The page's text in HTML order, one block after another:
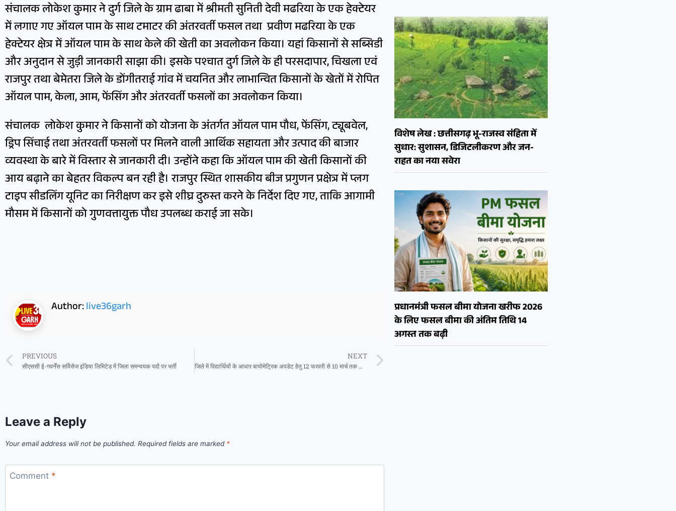
संचालक लोकेश कुमार ने दुर्ग जिले के ग्राम ढाबा में श्रीमती सुनिती देवी मढरिया के एक हेक्टेयर
में लगाए गए ऑयल पाम के साथ टमाटर की अंतरवर्ती फसल तथा प्रवीण मढरिया के एक
हेक्टेयर क्षेत्र में ऑयल पाम के साथ केले की खेती का अवलोकन किया। यहां किसानों से सब्सिडी
और अनुदान से जुड़ी जानकारी साझा की। इसके पश्चात दुर्ग जिले के ही परसदापार, चिखला एवं
राजपुर तथा बेमेतरा जिले के डोंगीतराई गांव में चयनित और लाभान्वित किसानों के खेतों में रोपित
ऑयल पाम, केला, आम, फेंसिंग और अंतरवर्ती फसलों का अवलोकन किया।
संचालक लोकेश कुमार ने किसानों को योजना के अंतर्गत ऑयल पाम पौध, फेंसिंग, ट्यूबवेल,
ड्रिप सिंचाई तथा अंतरवर्ती फसलों पर मिलने वाली आर्थिक सहायता और उत्पाद की बाजार
व्यवस्था के बारे में विस्तार से जानकारी दी। उन्होंने कहा कि ऑयल पाम की खेती किसानों की
आय बढ़ाने का बेहतर विकल्प बन रही है। राजपुर स्थित शासकीय बीज प्रगुणन प्रक्षेत्र में प्लग
टाइप सीडलिंग यूनिट का निरीक्षण कर इसे शीघ्र दुरुस्त करने के निर्देश दिए गए, ताकि आगामी
मौसम में किसानों को गुणवत्तायुक्त पौध उपलब्ध कराई जा सके।
Author:live36garh
PREVIOUS
सीएससी ई-गवर्नेंस सर्विसेज इंडिया लिमिटेड में जिला समन्वयक पदों पर भर्ती
NEXT
जिले में विद्यार्थियों के आधार बायोमेट्रिक अपडेट हेतु 12 फरवरी से 10 मार्च तक शिविर का आयोजन
Leave a Reply
Your email address will not be published. Required fields are marked *
Comment *
विशेष लेख : छत्तीसगढ़ भू-राजस्व संहिता में
सुधार: सुशासन, डिजिटलीकरण और जन-
राहत का नया सवेरा
प्रधानमंत्री फसल बीमा योजना खरीफ 2026
के लिए फसल बीमा की अंतिम तिथि 14
अगस्त तक बढ़ी